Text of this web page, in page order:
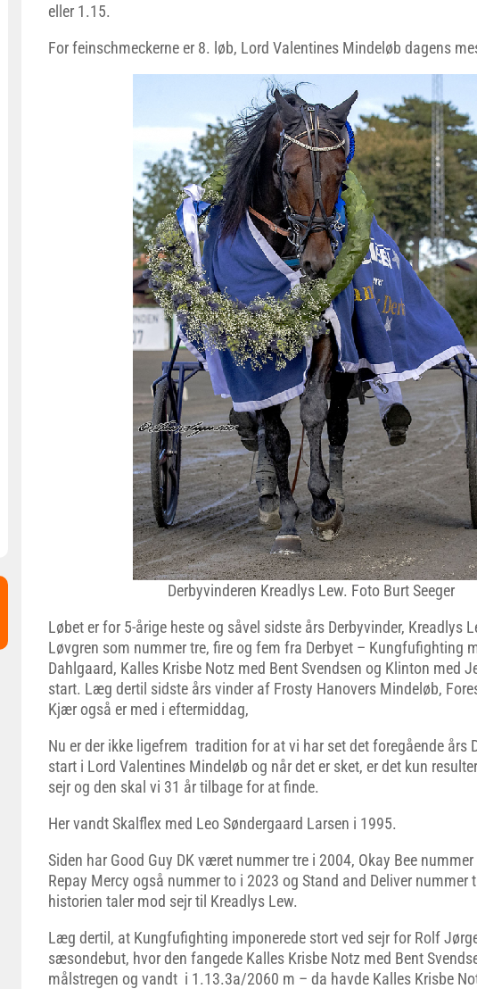
eller 1.15.
For feinschmeckerne er 8. løb, Lord Valentines Mindeløb dagens
Derbyvinderen Kreadlys Lew. Foto Burt Seeger
Løbet er for 5-årige heste og såvel sidste års Derbyvinder, Kreadlys
Løvgren som nummer tre, fire og fem fra Derbyet – Kungfufighting
Dahlgaard, Kalles Krisbe Notz med Bent Svendsen og Klinton med
start. Læg dertil sidste års vinder af Frosty Hanovers Mindeløb,
Kjær også er med i eftermiddag,
Nu er der ikke ligefrem tradition for at vi har set det foregående års
start i Lord Valentines Mindeløb og når det er sket, er det kun
sejr og den skal vi 31 år tilbage for at finde.
Her vandt Skalflex med Leo Søndergaard Larsen i 1995.
Siden har Good Guy DK været nummer tre i 2004, Okay Bee
Repay Mercy også nummer to i 2023 og Stand and Deliver nummer
historien taler mod sejr til Kreadlys Lew.
Læg dertil, at Kungfufighting imponerede stort ved sejr for Rolf
sæsondebut, hvor den fangede Kalles Krisbe Notz med Bent
målstregen og vandt i 1.13.3a/2060 m – da havde Kalles Krisbe